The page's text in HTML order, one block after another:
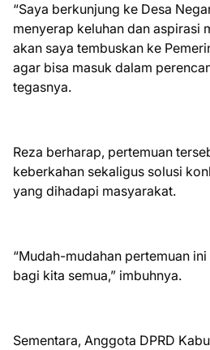
“Saya berkunjung ke Desa
menyerap keluhan dan aspirasi
akan saya tembuskan ke
agar bisa masuk dalam
tegasnya.
Reza berharap, pertemuan
keberkahan sekaligus solusi
yang dihadapi masyarakat.
“Mudah-mudahan pertemuan
bagi kita semua,” imbuhnya.
Sementara, Anggota DPRD